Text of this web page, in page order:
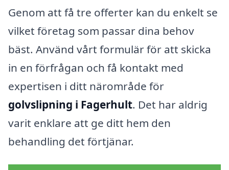
Genom att få tre offerter kan du enkelt se
vilket företag som passar dina behov
bäst. Använd vårt formulär för att skicka
in en förfrågan och få kontakt med
expertisen i ditt närområde för
golvslipning i Fagerhult. Det har aldrig
varit enklare att ge ditt hem den
behandling det förtjänar.